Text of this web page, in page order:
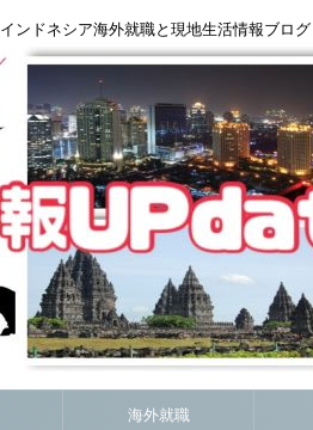
インドネシア海外就職と現地生活情報ブログ
海外就職